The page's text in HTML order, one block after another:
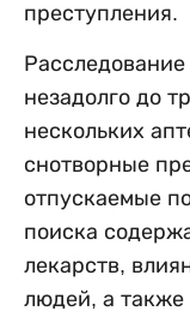
преступления.
незадолго до
нескольких
снотворные
отпускаемые
поиска
лекарств,
людей, а